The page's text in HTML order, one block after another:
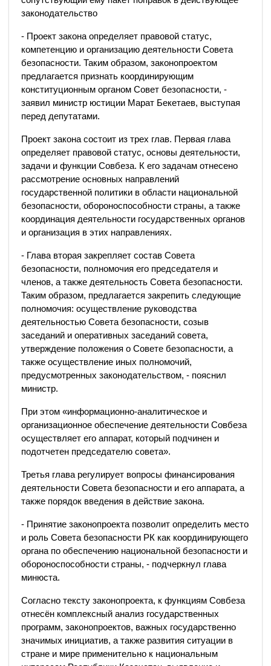
законодательство
- Проект закона определяет правовой статус,
компетенцию и организацию деятельности Совета
безопасности. Таким образом, законопроектом
предлагается признать координирующим
конституционным органом Совет безопасности, -
заявил министр юстиции Марат Бекетаев, выступая
перед депутатами.
Проект закона состоит из трех глав. Первая глава
определяет правовой статус, основы деятельности,
задачи и функции Совбеза. К его задачам отнесено
рассмотрение основных направлений
государственной политики в области национальной
безопасности, обороноспособности страны, а также
координация деятельности государственных органов
и организация в этих направлениях.
- Глава вторая закрепляет состав Совета
безопасности, полномочия его председателя и
членов, а также деятельность Совета безопасности.
Таким образом, предлагается закрепить следующие
полномочия: осуществление руководства
деятельностью Совета безопасности, созыв
заседаний и оперативных заседаний совета,
утверждение положения о Совете безопасности, а
также осуществление иных полномочий,
предусмотренных законодательством, - пояснил
министр.
При этом «информационно-аналитическое и
организационное обеспечение деятельности Совбеза
осуществляет его аппарат, который подчинен и
подотчетен председателю совета».
Третья глава регулирует вопросы финансирования
деятельности Совета безопасности и его аппарата, а
также порядок введения в действие закона.
- Принятие законопроекта позволит определить место
и роль Совета безопасности РК как координирующего
органа по обеспечению национальной безопасности и
обороноспособности страны, - подчеркнул глава
минюста.
Согласно тексту законопроекта, к функциям Совбеза
отнесён комплексный анализ государственных
программ, законопроектов, важных государственно
значимых инициатив, а также развития ситуации в
стране и мире применительно к национальным